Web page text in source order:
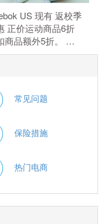
US 现有 返校季
正价运动商品6折
商品额外5折。 正
品6折，折扣商品额
常见问题
保险措施
热门电商